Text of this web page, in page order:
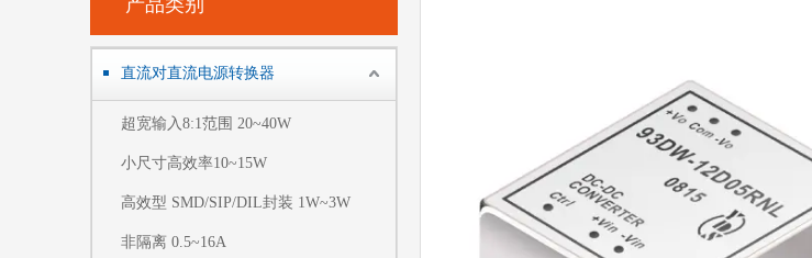
产品类别
直流对直流电源转换器
超宽输入8:1范围 20~40W
小尺寸高效率10~15W
高效型 SMD/SIP/DIL封装 1W~3W
非隔离 0.5~16A